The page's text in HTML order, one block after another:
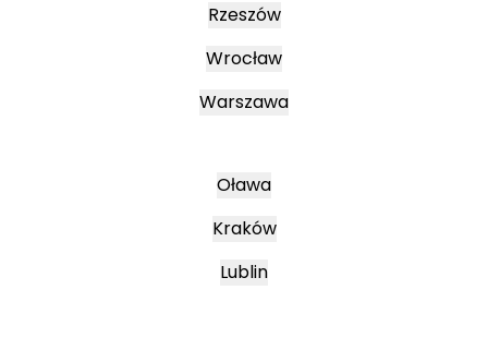
Rzeszów
Wrocław
Warszawa
Oława
Kraków
Lublin